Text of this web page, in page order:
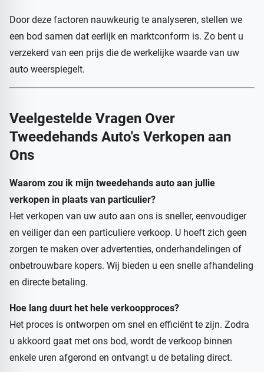
Door deze factoren nauwkeurig te analyseren, stellen we
een bod samen dat eerlijk en marktconform is. Zo bent u
verzekerd van een prijs die de werkelijke waarde van uw
auto weerspiegelt.
Veelgestelde Vragen Over
Tweedehands Auto's Verkopen aan
Ons
Waarom zou ik mijn tweedehands auto aan jullie
verkopen in plaats van particulier?
Het verkopen van uw auto aan ons is sneller, eenvoudiger
en veiliger dan een particuliere verkoop. U hoeft zich geen
zorgen te maken over advertenties, onderhandelingen of
onbetrouwbare kopers. Wij bieden u een snelle afhandeling
en directe betaling.
Hoe lang duurt het hele verkoopproces?
Het proces is ontworpen om snel en efficiënt te zijn. Zodra
u akkoord gaat met ons bod, wordt de verkoop binnen
enkele uren afgerond en ontvangt u de betaling direct.